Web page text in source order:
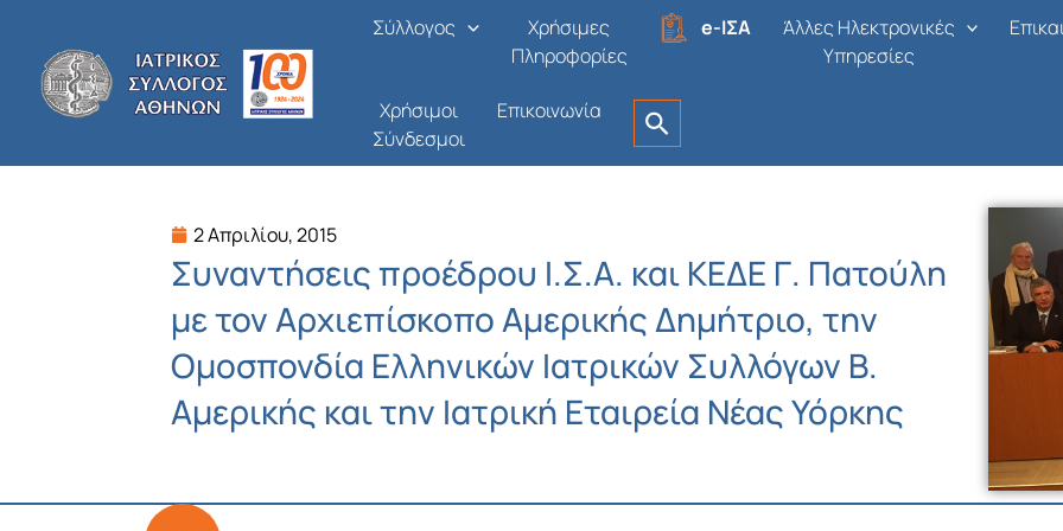
περιεχόμενο
Σύλλογος
Χρήσιμες
Πληροφορίες
e-ΙΣΑ
Άλλες Ηλεκτρονικές
Υπηρεσίες
Χρήσιμοι
Σύνδεσμοι
Επικοινωνία
2 Απριλίου, 2015
Συναντήσεις προέδρου Ι.Σ.Α. και ΚΕΔΕ Γ. Πατούλη
με τον Αρχιεπίσκοπο Αμερικής Δημήτριο, την
Ομοσπονδία Ελληνικών Ιατρικών Συλλόγων Β.
Αμερικής και την Ιατρική Εταιρεία Νέας Υόρκης